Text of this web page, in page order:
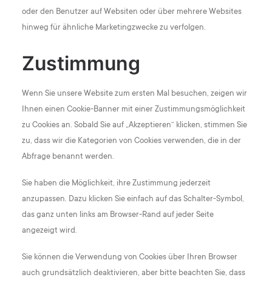
oder den Benutzer auf Websiten oder über mehrere Websites
hinweg für ähnliche Marketingzwecke zu verfolgen.
Zustimmung
Wenn Sie unsere Website zum ersten Mal besuchen, zeigen wir
Ihnen einen Cookie-Banner mit einer Zustimmungsmöglichkeit
zu Cookies an. Sobald Sie auf „Akzeptieren“ klicken, stimmen Sie
zu, dass wir die Kategorien von Cookies verwenden, die in der
Abfrage benannt werden.
Sie haben die Möglichkeit, ihre Zustimmung jederzeit
anzupassen. Dazu klicken Sie einfach auf das Schalter-Symbol,
das ganz unten links am Browser-Rand auf jeder Seite
angezeigt wird.
Sie können die Verwendung von Cookies über Ihren Browser
auch grundsätzlich deaktivieren, aber bitte beachten Sie, dass